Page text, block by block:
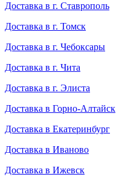
Доставка в г. Ставрополь
Доставка в г. Томск
Доставка в г. Чебоксары
Доставка в г. Чита
Доставка в г. Элиста
Доставка в Горно-Алтайск
Доставка в Екатеринбург
Доставка в Иваново
Доставка в Ижевск